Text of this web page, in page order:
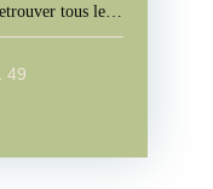
tous les
Première, téva)
49